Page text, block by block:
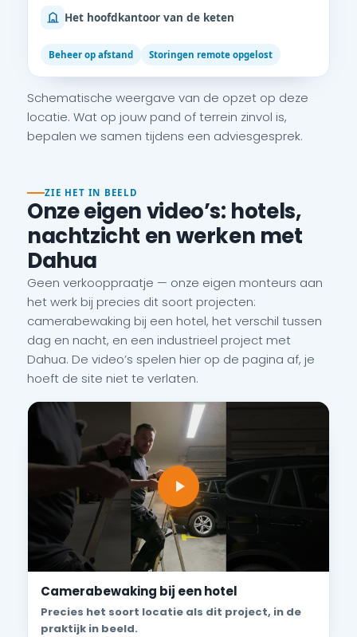
Het hoofdkantoor van de keten
Beheer op afstand Storingen remote opgelost
Schematische weergave van de opzet op deze
locatie. Wat op jouw pand of terrein zinvol is,
bepalen we samen tijdens een adviesgesprek.
ZIE HET IN BEELD
Onze eigen video’s: hotels,
nachtzicht en werken met
Dahua
Geen verkooppraatje — onze eigen monteurs aan
het werk bij precies dit soort projecten:
camerabewaking bij een hotel, het verschil tussen
dag en nacht, en een industrieel project met
Dahua. De video’s spelen hier op de pagina af, je
hoeft de site niet te verlaten.
Camerabewaking bij een hotel
Precies het soort locatie als dit project, in de
praktijk in beeld.